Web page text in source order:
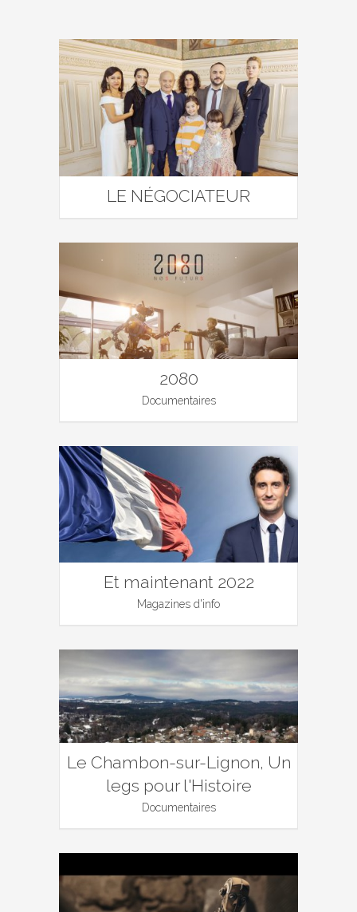
LE NÉGOCIATEUR
2080
Documentaires
Et maintenant 2022
Magazines d'info
Le Chambon-sur-Lignon, Un
legs pour l'Histoire
Documentaires